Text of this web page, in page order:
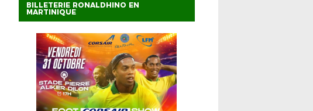
BILLETERIE RONALDHINO EN
MARTINIQUE